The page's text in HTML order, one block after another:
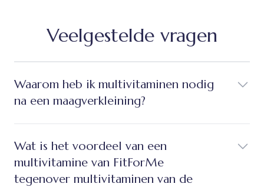
Veelgestelde vragen
Waarom heb ik multivitaminen nodig
na een maagverkleining?
Wat is het voordeel van een
multivitamine van FitForMe
tegenover multivitaminen van de